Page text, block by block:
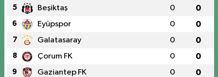
5 Beşiktaş 0 0
6 Eyüpspor 0 0
7 Galatasaray 0 0
8 Çorum FK 0 0
9 Gaziantep FK 0 0